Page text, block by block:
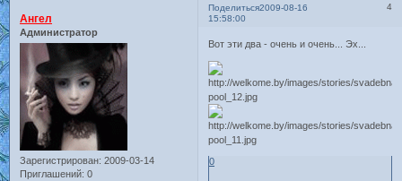
Поделиться 4
2009-08-16
15:58:00
Ангел
Администратор
Зарегистрирован: 2009-03-14
Приглашений: 0
Вот эти два - очень и очень... Эх...
0